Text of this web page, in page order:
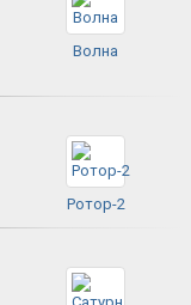
Волна
Ротор-2